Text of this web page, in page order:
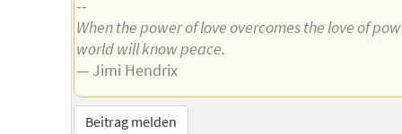
--
When the power of love overcomes the love of
world will know peace.
— Jimi Hendrix
Beitrag melden